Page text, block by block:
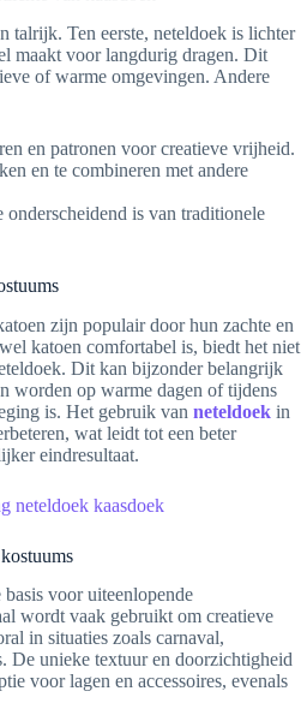
talrijk. Ten eerste, neteldoek is lichter
maakt voor langdurig dragen. Dit
of warme omgevingen. Andere
en patronen voor creatieve vrijheid.
en te combineren met andere
is van traditionele
zijn populair door hun zachte en
katoen comfortabel is, biedt het niet
Dit kan bijzonder belangrijk
worden op warme dagen of tijdens
is. Het gebruik van neteldoek in
wat leidt tot een beter
eindresultaat.
voor uiteenlopende
wordt vaak gebruikt om creatieve
in situaties zoals carnaval,
De unieke textuur en doorzichtigheid
voor lagen en accessoires, evenals